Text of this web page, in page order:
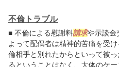
不倫トラブル
■ 不倫による慰謝料請求や示談金
よって配偶者は精神的苦痛を受
倫相手と別れたからといって被
るということはなく、大体のケ